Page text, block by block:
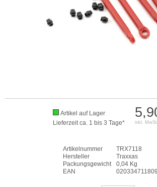
inkl.
Artikel auf Lager
Lieferzeit ca. 1 bis 3 Tage*
Artikelnummer
TRX7118
Hersteller
Traxxas
Packungsgewicht
0,04 Kg
EAN
020334711809